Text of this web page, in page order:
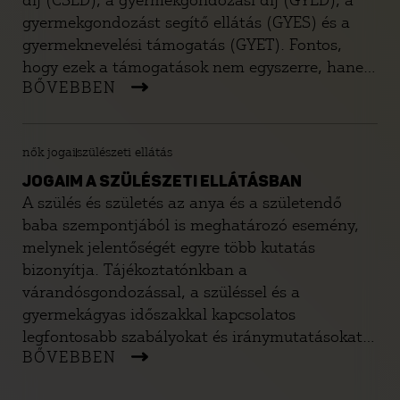
gyermekgondozást segítő ellátás (GYES) és a
gyermeknevelési támogatás (GYET). Fontos,
hogy ezek a támogatások nem egyszerre, hanem
egymás után járnak és az összegük egyre
járnak ezek az ellátások, hogyan kell igényelni
őket, és milyen egyéb szabályok vonatkoznak
rájuk.
BŐVEBBEN
nők jogaiszülészeti ellátás
JOGAIM A SZÜLÉSZETI ELLÁTÁSBAN
A szülés és születés az anya és a születendő
baba szempontjából is meghatározó esemény,
melynek jelentőségét egyre több kutatás
bizonyítja. Tájékoztatónkban a
várandósgondozással, a szüléssel és a
gyermekágyas időszakkal kapcsolatos
legfontosabb szabályokat és iránymutatásokat
gyűjtöttük össze. Gyakorlati tanácsokkal is
BŐVEBBEN